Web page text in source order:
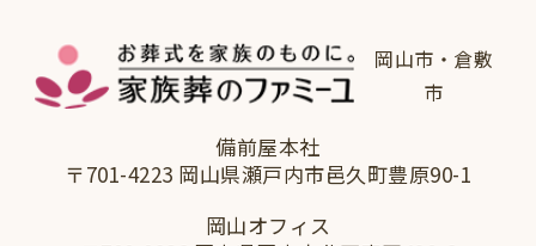
岡山市・倉敷
市
備前屋本社
〒701-4223 岡山県瀬戸内市邑久町豊原90-1
岡山オフィス